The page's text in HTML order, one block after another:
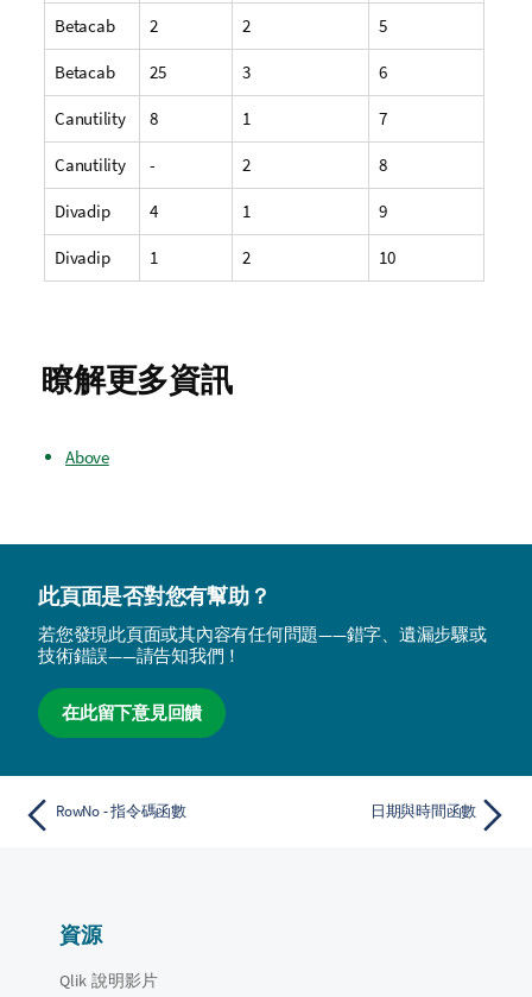
Betacab 2 2 5
Betacab 25 3 6
Canutility 8 1 7
Canutility - 2 8
Divadip 4 1 9
Divadip 1 2 10
瞭解更多資訊
Above
此頁面是否對您有幫助？
若您發現此頁面或其內容有任何問題——錯字、遺漏步驟或
技術錯誤——請告知我們！
在此留下意見回饋
RowNo - 指令碼函數 日期與時間函數
資源
Qlik 說明影片